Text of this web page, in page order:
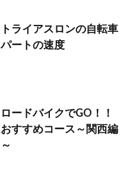
トライアスロンの自転車
パートの速度
ロードバイクでGO！！
おすすめコース～関西編
～